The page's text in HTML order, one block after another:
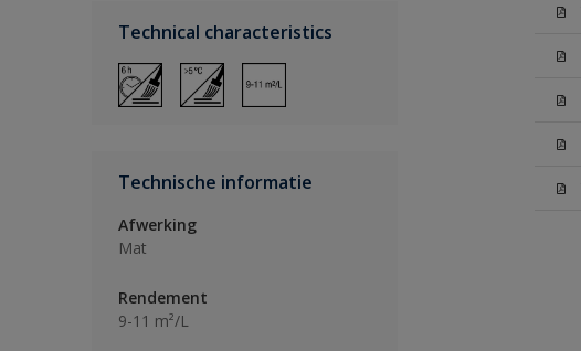
Technical characteristics
Technische informatie
Afwerking
Mat
Rendement
9-11 m²/L